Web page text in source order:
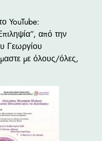
YouTube:
από την
Γεωργίου
με όλους/όλες,